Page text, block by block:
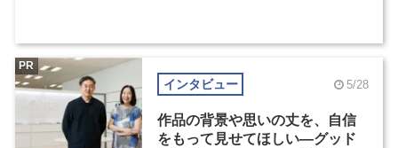
インタビュー 5/28
作品の背景や思いの丈を、自信
をもって見せてほしい―グッド
PR